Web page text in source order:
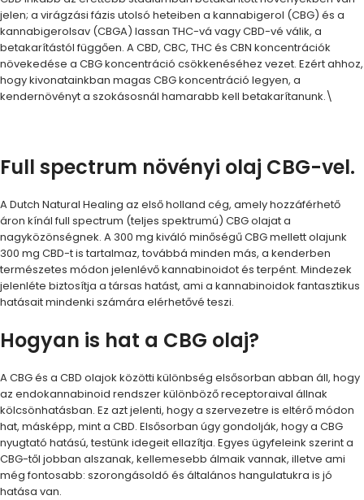
jelen; a virágzási fázis utolsó heteiben a kannabigerol (CBG) és a
kannabigerolsav (CBGA) lassan THC-vá vagy CBD-vé válik, a
betakarítástól függően. A CBD, CBC, THC és CBN koncentrációk
növekedése a CBG koncentráció csökkenéséhez vezet. Ezért ahhoz,
hogy kivonatainkban magas CBG koncentráció legyen, a
kendernövényt a szokásosnál hamarabb kell betakarítanunk.\
Full spectrum növényi olaj CBG-vel.
A Dutch Natural Healing az első holland cég, amely hozzáférhető
áron kínál full spectrum (teljes spektrumú) CBG olajat a
nagyközönségnek. A 300 mg kiváló minőségű CBG mellett olajunk
300 mg CBD-t is tartalmaz, továbbá minden más, a kenderben
természetes módon jelenlévő kannabinoidot és terpént. Mindezek
jelenléte biztosítja a társas hatást, ami a kannabinoidok fantasztikus
hatásait mindenki számára elérhetővé teszi.
Hogyan is hat a CBG olaj?
A CBG és a CBD olajok közötti különbség elsősorban abban áll, hogy
az endokannabinoid rendszer különböző receptoraival állnak
kölcsönhatásban. Ez azt jelenti, hogy a szervezetre is eltérő módon
hat, másképp, mint a CBD. Elsősorban úgy gondolják, hogy a CBG
nyugtató hatású, testünk idegeit ellazítja. Egyes ügyfeleink szerint a
CBG-től jobban alszanak, kellemesebb álmaik vannak, illetve ami
még fontosabb: szorongásoldó és általános hangulatukra is jó
hatása van.